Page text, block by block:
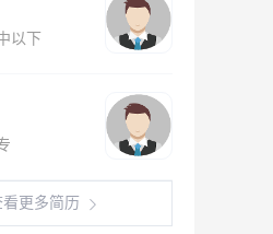
以下
看更多简历